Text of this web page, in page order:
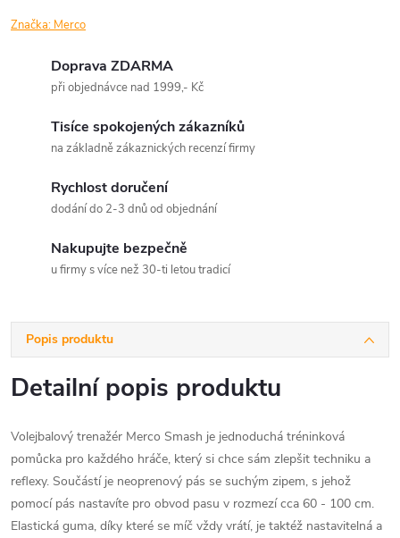
Značka: Merco
Doprava ZDARMA
při objednávce nad 1999,- Kč
Tisíce spokojených zákazníků
na základně zákaznických recenzí firmy
Rychlost doručení
dodání do 2-3 dnů od objednání
Nakupujte bezpečně
u firmy s více než 30-ti letou tradicí
Popis produktu
Detailní popis produktu
Volejbalový trenažér Merco Smash je jednoduchá tréninková
pomůcka pro každého hráče, který si chce sám zlepšit techniku a
reflexy. Součástí je neoprenový pás se suchým zipem, s jehož
pomocí pás nastavíte pro obvod pasu v rozmezí cca 60 - 100 cm.
Elastická guma, díky které se míč vždy vrátí, je taktéž nastavitelná a